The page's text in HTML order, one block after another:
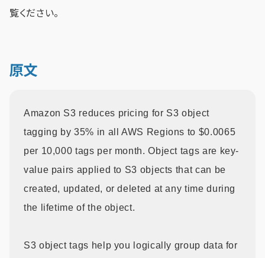
覧ください。
原文
Amazon S3 reduces pricing for S3 object
tagging by 35% in all AWS Regions to $0.0065
per 10,000 tags per month. Object tags are key-
value pairs applied to S3 objects that can be
created, updated, or deleted at any time during
the lifetime of the object.
S3 object tags help you logically group data for